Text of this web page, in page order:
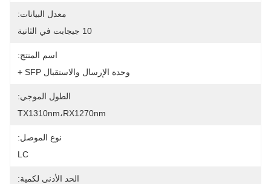
معدل البيانات:
10 جيجابت في الثانية
اسم المنتج:
وحدة الإرسال والاستقبال SFP +
الطول الموجي:
TX1310nm،RX1270nm
نوع الموصل:
LC
الحد الأدنى لكمية: